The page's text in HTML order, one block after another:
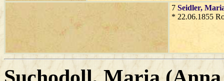
7 Seidler,
* 22.06.1855